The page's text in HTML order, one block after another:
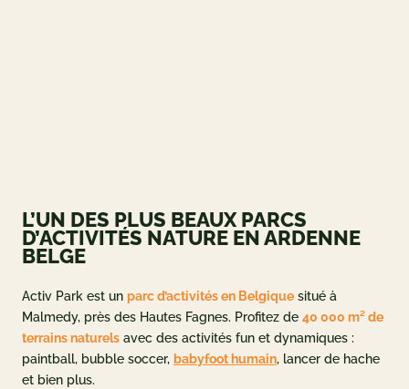
et tarifsL’UN DES PLUS BEAUX PARCS
D’ACTIVITÉS NATURE EN ARDENNE
BELGE
Activ Park est un parc d’activités en Belgique situé à
Malmedy, près des Hautes Fagnes. Profitez de 40 000 m² de
terrains naturels avec des activités fun et dynamiques :
paintball, bubble soccer, babyfoot humain, lancer de hache
et bien plus.